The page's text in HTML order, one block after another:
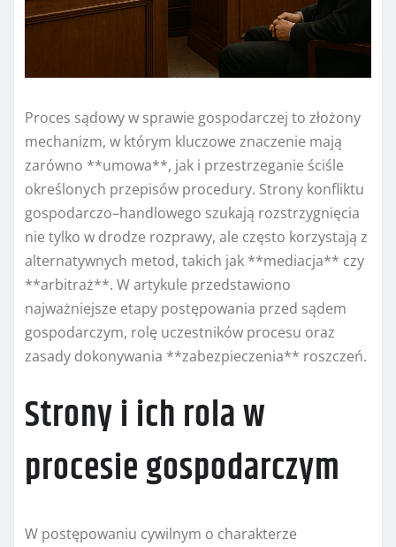
Proces sądowy w sprawie gospodarczej to złożony
mechanizm, w którym kluczowe znaczenie mają
zarówno **umowa**, jak i przestrzeganie ściśle
określonych przepisów procedury. Strony konfliktu
gospodarczo–handlowego szukają rozstrzygnięcia
nie tylko w drodze rozprawy, ale często korzystają z
alternatywnych metod, takich jak **mediacja** czy
**arbitraż**. W artykule przedstawiono
najważniejsze etapy postępowania przed sądem
gospodarczym, rolę uczestników procesu oraz
zasady dokonywania **zabezpieczenia** roszczeń.
Strony i ich rola w
procesie gospodarczym
W postępowaniu cywilnym o charakterze